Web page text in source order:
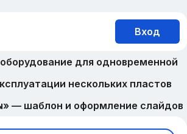
Вход
для одновременной
нескольких пластов
— шаблон и оформление слайдов